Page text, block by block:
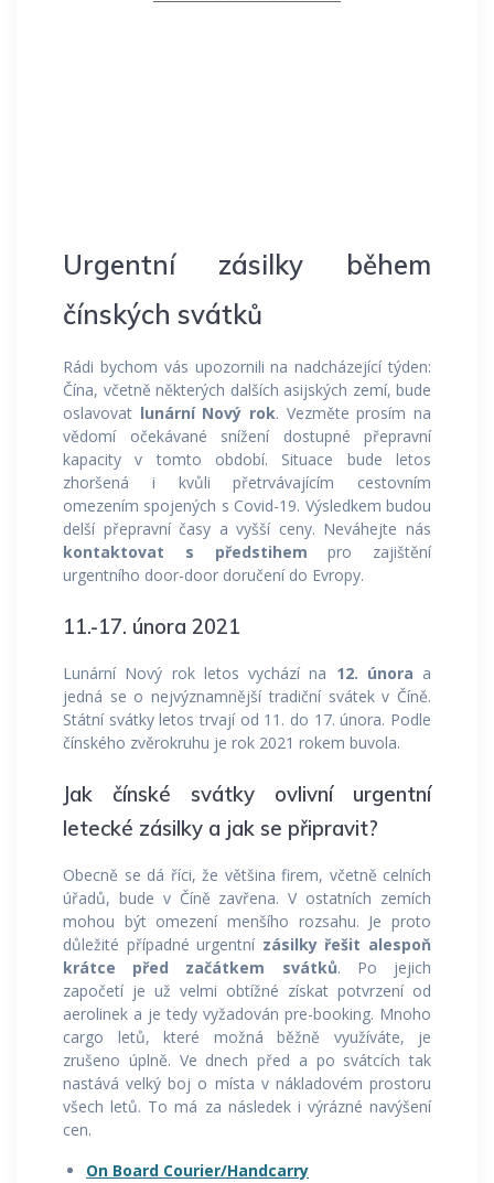
Urgentní zásilky během
čínských svátků
Rádi bychom vás upozornili na nadcházející týden:
Čína, včetně některých dalších asijských zemí, bude
oslavovat lunární Nový rok. Vezměte prosím na
vědomí očekávané snížení dostupné přepravní
kapacity v tomto období. Situace bude letos
zhoršená i kvůli přetrvávajícím cestovním
omezením spojených s Covid-19. Výsledkem budou
delší přepravní časy a vyšší ceny. Neváhejte nás
kontaktovat s předstihem pro zajištění
urgentního door-door doručení do Evropy.
11.-17. února 2021
Lunární Nový rok letos vychází na 12. února a
jedná se o nejvýznamnější tradiční svátek v Číně.
Státní svátky letos trvají od 11. do 17. února. Podle
čínského zvěrokruhu je rok 2021 rokem buvola.
Jak čínské svátky ovlivní urgentní
letecké zásilky a jak se připravit?
Obecně se dá říci, že většina firem, včetně celních
úřadů, bude v Číně zavřena. V ostatních zemích
mohou být omezení menšího rozsahu. Je proto
důležité případné urgentní zásilky řešit alespoň
krátce
před začátkem svátků. Po jejich
započetí je už velmi obtížné získat potvrzení od
aerolinek a je tedy vyžadován pre-booking. Mnoho
cargo letů, které možná běžně využíváte, je
zrušeno úplně. Ve dnech před a po svátcích tak
nastává velký boj o místa v nákladovém prostoru
všech letů. To má za následek i výrázné navýšení
cen.
On Board Courier/Handcarry